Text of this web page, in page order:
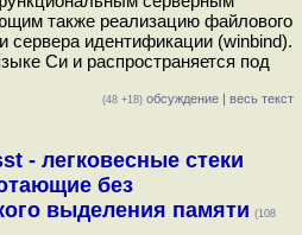
также реализацию файлового
сервера идентификации (winbind).
Си и распространяется под
(48 +18) обсуждение | весь текст
- легковесные стеки
без
выделения памяти (108